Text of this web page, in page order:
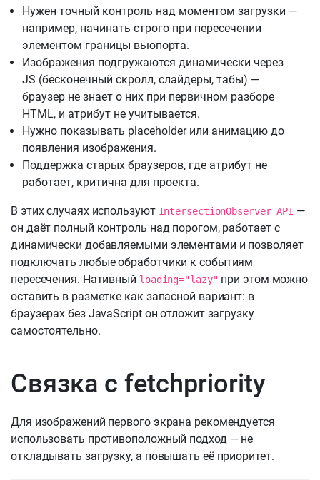
Нужен точный контроль над моментом загрузки —
например, начинать строго при пересечении
элементом границы вьюпорта.
Изображения подгружаются динамически через
JS (бесконечный скролл, слайдеры, табы) —
браузер не знает о них при первичном разборе
HTML, и атрибут не учитывается.
Нужно показывать placeholder или анимацию до
появления изображения.
Поддержка старых браузеров, где атрибут не
работает, критична для проекта.
В этих случаях используют IntersectionObserver API —
он даёт полный контроль над порогом, работает с
динамически добавляемыми элементами и позволяет
подключать любые обработчики к событиям
пересечения. Нативный loading="lazy" при этом можно
оставить в разметке как запасной вариант: в
браузерах без JavaScript он отложит загрузку
самостоятельно.
Связка с fetchpriority
Для изображений первого экрана рекомендуется
использовать противоположный подход — не
откладывать загрузку, а повышать её приоритет.